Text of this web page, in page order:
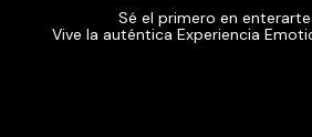
Sé el primero en
Vive la auténtica Experiencia